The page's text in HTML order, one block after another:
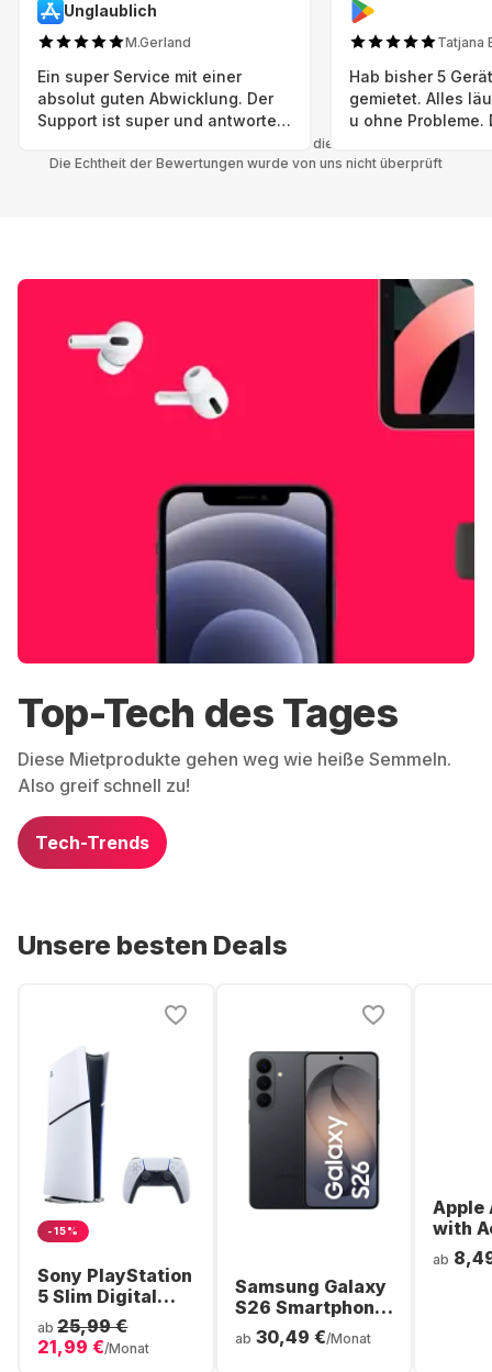
Unglaublich
M.Gerland
Ein super Service mit einer
absolut guten Abwicklung. Der
Support ist super und antworte
Tatjana
Hab bisher 5
gemietet. Alles
u ohne Probleme.
einwandfreien
Nachhaltig u wer
mal wieder ein
hat (Xbox,
Smartphone etc),
Grover nur
Möglichkeit
besteht nach
Alle Bewertungen beziehen sich auf die Grover App.
Die Echtheit der Bewertungen wurde von uns nicht überprüft
Top-Tech des Tages
Diese Mietprodukte gehen weg wie heiße Semmeln.
Also greif schnell zu!
Tech-Trends
Unsere besten Deals
-15%
Sony PlayStation
5 Slim Digital
Console
ab 25,99 €
21,99 €/Monat
Samsung Galaxy
S26 Smartphone
- 256GB - Dual
SIM
ab 30,49 €/Monat
Apple
with
Noise
ab